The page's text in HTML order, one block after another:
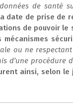
de santé
date de prise de
de pouvoir le
ou ne
d’une procédure
ainsi, selon